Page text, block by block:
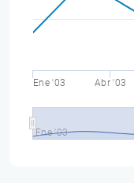
Ene '03 Abr '03
Ene '03